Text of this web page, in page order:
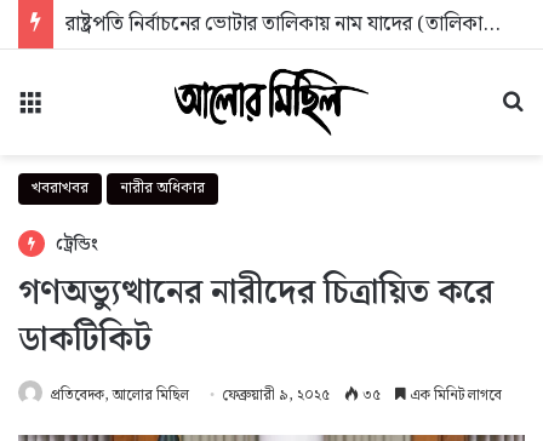
প্রথম দিনেই জুলাই স্মৃতি জাদুঘরে ভিড়, শেষ ৯০০ টিকিট
খবরাখবর নারীর অধিকার
ট্রেন্ডিং
গণঅভ্যুত্থানের নারীদের চিত্রায়িত করে
ডাকটিকিট
প্রতিবেদক, আলোর মিছিল ফেব্রুয়ারী ৯, ২০২৫ ৩৫ এক মিনিট লাগবে